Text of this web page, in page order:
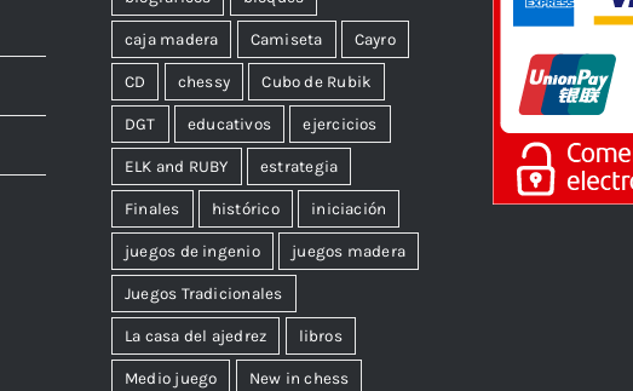
caja madera Camiseta Cayro
CD chessy Cubo de Rubik
DGT educativos ejercicios
ELK and RUBY estrategia
Finales histórico iniciación
juegos de ingenio juegos madera
Juegos Tradicionales
La casa del ajedrez libros
Medio juego New in chess